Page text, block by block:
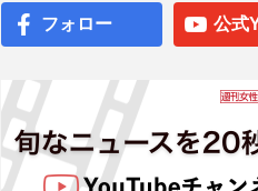
フォロー 公式